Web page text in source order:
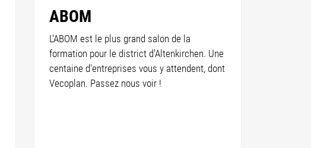
ABOM
L'ABOM est le plus grand salon de la
formation pour le district d'Altenkirchen. Une
centaine d'entreprises vous y attendent, dont
Vecoplan. Passez nous voir !